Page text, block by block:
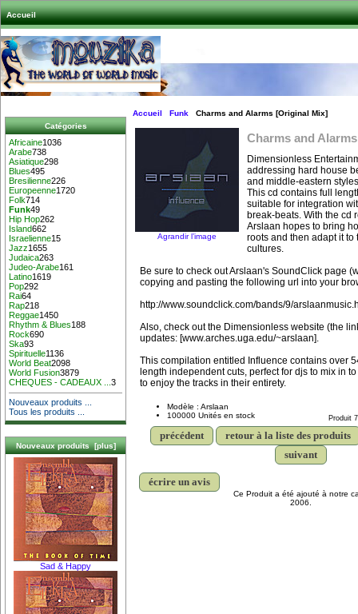
Accueil
Catégories
Africaine1036
Arabe738
Asiatique298
Blues495
Bresilienne226
Europeenne1720
Folk714
Funk49
Hip Hop262
Island662
Israelienne15
Jazz1655
Judaica263
Judeo-Arabe161
Latino1619
Pop292
Rai64
Rap218
Reggae1450
Rhythm & Blues188
Rock690
Ska93
Spirituelle1136
World Beat2098
World Fusion3879
CHEQUES - CADEAUX ...3
Nouveaux produits ...
Tous les produits ...
Nouveaux produits [plus]
Sad & Happy
Accueil Funk Charms and Alarms [Original Mix]
Agrandir l’image
Charms and
Dimensionless
addressing hard house
and middle-eastern
This cd contains full
suitable for integration
break-beats. With the cd
Arslaan hopes to bring
roots and then adapt it to
cultures.
Be sure to check out Arslaan's SoundClick page
copying and pasting the following url into your
http://www.soundclick.com/bands/9/
Also, check out the Dimensionless website (the
updates: [www.arches.uga.edu/~arslaan].
This compilation entitled Influence contains over
length independent cuts, perfect for djs to mix in
to enjoy the tracks in their entirety.
Modèle : Arslaan
100000 Unités en stock
Produit
précédent
retour à la liste des produits
suivant
écrire un avis
Ce Produit a été ajouté à notre
2006.